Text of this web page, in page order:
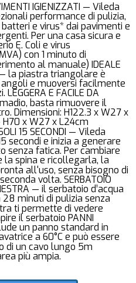
IGIENIZZATI — Vileda
performance di pulizia,
e virus* dai pavimenti e
Per una casa sicura e
E. Coli e virus
con 1 minuto di
al manuale) IDEALE
— la piastra triangolare è
e muoversi facilmente
E FACILE DA
basta rimuovere il
Dimensioni: H122.3 x W27 x
x W27 x L24cm
15 SECONDI — Vileda
secondi e inizia a generare
senza fatica. Per cambiare
spina e ricollegarla, la
all'uso, senza bisogno di
volta. SERBATOIO
— il serbatoio d’acqua
minuti di pulizia senza
ti permette di vedere
il serbatoio PANNI
un panno standard in
a 60°C e può essere
di un cavo lungo 5m
più ampia.